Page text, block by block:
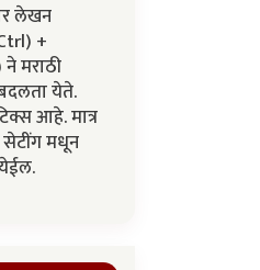
लेखन
+
मराठी
येते.
आहे. मात्र
सेटींग मधून